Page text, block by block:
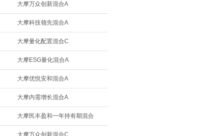
大摩万众创新混合A
大摩科技领先混合A
大摩量化配置混合C
大摩ESG量化混合A
大摩优悦安和混合A
大摩内需增长混合A
大摩民丰盈和一年持有期混合
大摩万众创新混合C